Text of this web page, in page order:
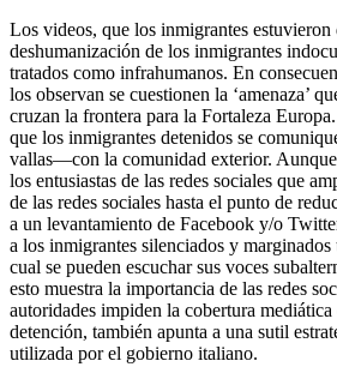
Los videos, que los inmigrantes
deshumanización de los inmigrantes
tratados como infrahumanos. En
los observan se cuestionen la ‘amenaza’
cruzan la frontera para la Fortaleza
que los inmigrantes detenidos se
vallas—con la comunidad exterior.
los entusiastas de las redes sociales que
de las redes sociales hasta el punto de
a un levantamiento de Facebook y/o
a los inmigrantes silenciados y marginados
cual se pueden escuchar sus voces
esto muestra la importancia de las redes
autoridades impiden la cobertura mediática
detención, también apunta a una sutil
utilizada por el gobierno italiano.